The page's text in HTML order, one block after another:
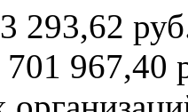
293,62
701 967,40